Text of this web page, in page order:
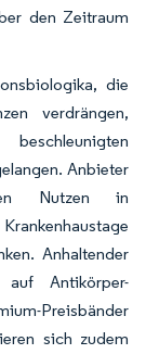
den Zeitraum
die
verdrängen,
Anbieter
Nutzen in
Anhaltender
auf Antikörper-
Preisbänder
sich zudem